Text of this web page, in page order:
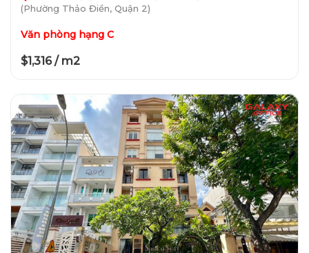
(Phường Thảo Điền, Quận 2)
Văn phòng hạng C
$1,316 / m2